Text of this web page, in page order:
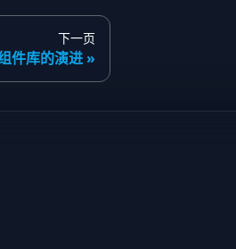
下一页
件库的演进